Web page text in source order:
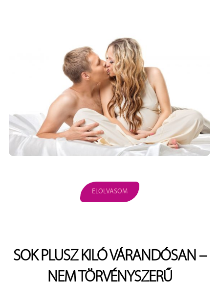
ELOLVASOM
SOK PLUSZ KILÓ VÁRANDÓSAN –
NEM TÖRVÉNYSZERŰ